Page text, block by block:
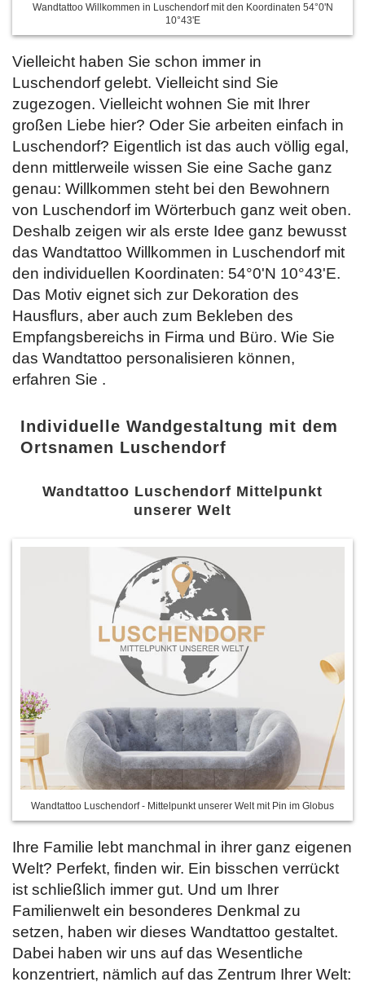
Wandtattoo Willkommen in Luschendorf mit den Koordinaten 54°0'N
10°43'E
Vielleicht haben Sie schon immer in
Luschendorf gelebt. Vielleicht sind Sie
zugezogen. Vielleicht wohnen Sie mit Ihrer
großen Liebe hier? Oder Sie arbeiten einfach in
Luschendorf? Eigentlich ist das auch völlig egal,
denn mittlerweile wissen Sie eine Sache ganz
genau: Willkommen steht bei den Bewohnern
von Luschendorf im Wörterbuch ganz weit oben.
Deshalb zeigen wir als erste Idee ganz bewusst
das Wandtattoo Willkommen in Luschendorf mit
den individuellen Koordinaten: 54°0'N 10°43'E.
Das Motiv eignet sich zur Dekoration des
Hausflurs, aber auch zum Bekleben des
Empfangsbereichs in Firma und Büro. Wie Sie
das Wandtattoo personalisieren können,
erfahren Sie .
Individuelle Wandgestaltung mit dem
Ortsnamen Luschendorf
Wandtattoo Luschendorf Mittelpunkt
unserer Welt
Wandtattoo Luschendorf - Mittelpunkt unserer Welt mit Pin im Globus
Ihre Familie lebt manchmal in ihrer ganz eigenen
Welt? Perfekt, finden wir. Ein bisschen verrückt
ist schließlich immer gut. Und um Ihrer
Familienwelt ein besonderes Denkmal zu
setzen, haben wir dieses Wandtattoo gestaltet.
Dabei haben wir uns auf das Wesentliche
konzentriert, nämlich auf das Zentrum Ihrer Welt: